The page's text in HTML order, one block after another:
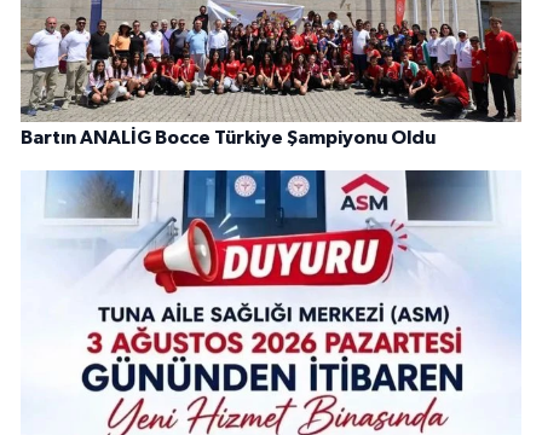
Bartın ANALİG Bocce Türkiye Şampiyonu Oldu